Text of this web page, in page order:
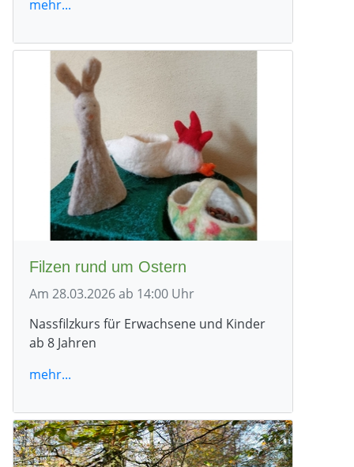
mehr...
Filzen rund um Ostern
Am 28.03.2026 ab 14:00 Uhr
Nassfilzkurs für Erwachsene und Kinder
ab 8 Jahren
mehr...